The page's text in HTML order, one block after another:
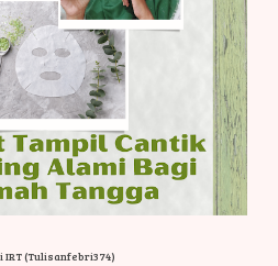
IRT (Tulisanfebri374)